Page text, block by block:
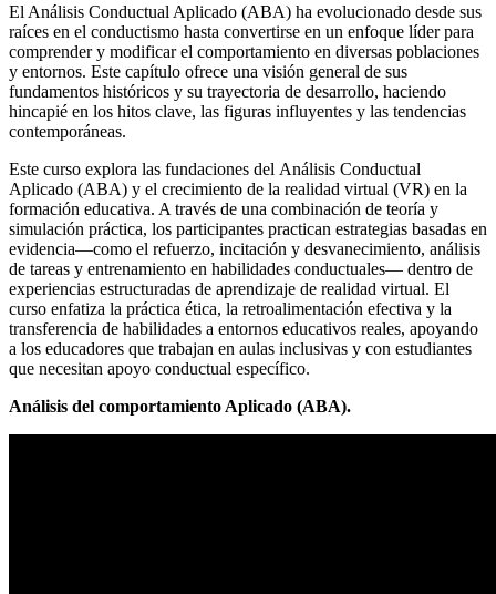
El Análisis Conductual Aplicado (ABA) ha evolucionado desde sus
raíces en el conductismo hasta convertirse en un enfoque líder para
comprender y modificar el comportamiento en diversas poblaciones
y entornos. Este capítulo ofrece una visión general de sus
fundamentos históricos y su trayectoria de desarrollo, haciendo
hincapié en los hitos clave, las figuras influyentes y las tendencias
contemporáneas.
Este curso explora las fundaciones del Análisis Conductual
Aplicado (ABA) y el crecimiento de la realidad virtual (VR) en la
formación educativa. A través de una combinación de teoría y
simulación práctica, los participantes practican estrategias basadas en
evidencia—como el refuerzo, incitación y desvanecimiento, análisis
de tareas y entrenamiento en habilidades conductuales— dentro de
experiencias estructuradas de aprendizaje de realidad virtual. El
curso enfatiza la práctica ética, la retroalimentación efectiva y la
transferencia de habilidades a entornos educativos reales, apoyando
a los educadores que trabajan en aulas inclusivas y con estudiantes
que necesitan apoyo conductual específico.
Análisis del comportamiento Aplicado (ABA).